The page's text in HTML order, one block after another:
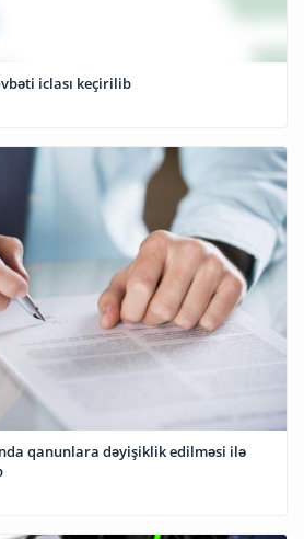
iclası keçirilib
qanunlara dəyişiklik edilməsi ilə